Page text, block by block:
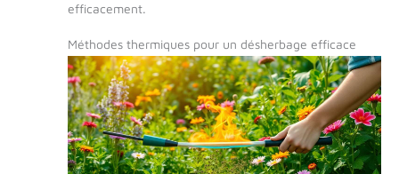
efficacement.
Méthodes thermiques pour un désherbage efficace